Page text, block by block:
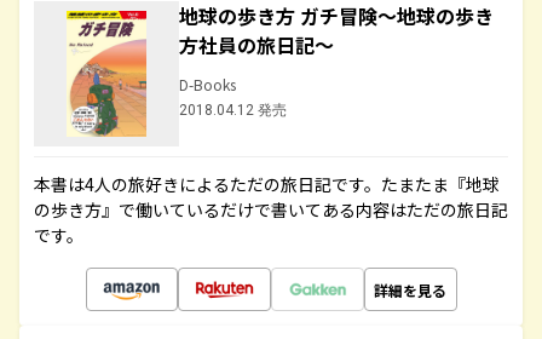
地球の歩き方 ガチ冒険～地球の歩き
方社員の旅日記～
D-Books
2018.04.12 発売
本書は4人の旅好きによるただの旅日記です。たまたま『地球
の歩き方』で働いているだけで書いてある内容はただの旅日記
です。
詳細を見る